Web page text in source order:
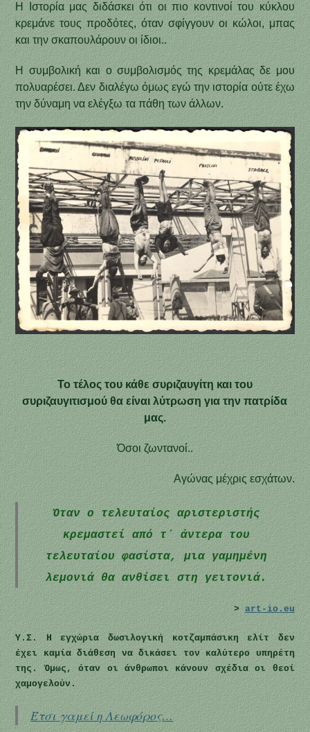
Η Ιστορία μας διδάσκει ότι οι πιο κοντινοί του κύκλου
κρεμάνε τους προδότες, όταν σφίγγουν οι κώλοι, μπας
και την σκαπουλάρουν οι ίδιοι..
Η συμβολική και ο συμβολισμός της κρεμάλας δε μου
πολυαρέσει. Δεν διαλέγω όμως εγώ την ιστορία ούτε έχω
την δύναμη να ελέγξω τα πάθη των άλλων.
Το τέλος του κάθε συριζαυγίτη και του
συριζαυγιτισμού θα είναι λύτρωση για την πατρίδα
μας.
Όσοι ζωντανοί..
Αγώνας μέχρις εσχάτων.
Όταν ο τελευταίος αριστεριστής
κρεμαστεί από τ΄ άντερα του
τελευταίου φασίστα, μια γαμημένη
λεμονιά θα ανθίσει στη γειτονιά.
> art-io.eu
Υ.Σ. Η εγχώρια δωσιλογική κοτζαμπάσικη ελίτ δεν
έχει καμία διάθεση να δικάσει τον καλύτερο υπηρέτη
της. Όμως, όταν οι άνθρωποι κάνουν σχέδια οι θεοί
χαμογελούν.
Έτσι γαμεί η Λεωφόρος…